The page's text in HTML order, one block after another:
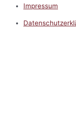
Impressum